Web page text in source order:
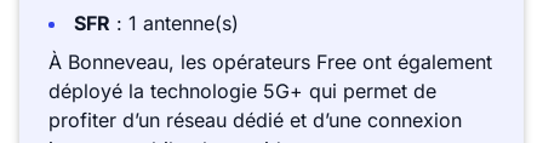
SFR : 1 antenne(s)
À Bonneveau, les opérateurs Free ont également
déployé la technologie 5G+ qui permet de
profiter d’un réseau dédié et d’une connexion